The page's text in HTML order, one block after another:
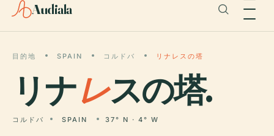
Audiala
目的地 SPAIN コルドバ リナレスの塔
リナレスの塔.
コルドバ SPAIN 37° N · 4° W